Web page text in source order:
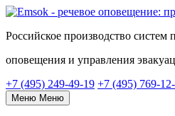
Российское производство систем
оповещения и управления
+7 (495) 249-49-19 +7 (495) 769-
Меню Меню